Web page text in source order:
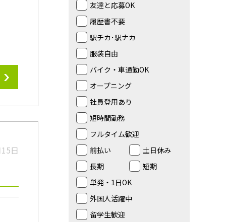
日
友達と応募OK
履歴書不要
駅チカ･駅ナカ
服装自由
バイク・車通勤OK
オープニング
社員登用あり
短時間勤務
フルタイム歓迎
前払い
土日休み
長期
短期
単発・1日OK
外国人活躍中
留学生歓迎